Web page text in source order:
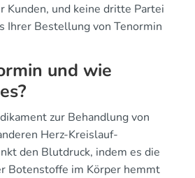
Kunden, und keine dritte Partei
Ihrer Bestellung von Tenormin
und wie
zur Behandlung von
Herz-Kreislauf-
den Blutdruck, indem es die
Botenstoffe im Körper hemmt